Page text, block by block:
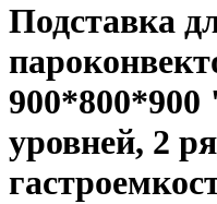
Подставка
уровней, 2